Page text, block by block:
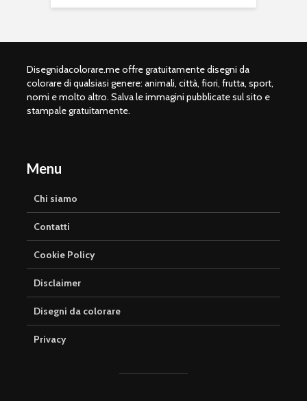
Disegnidacolorare.me offre gratuitamente disegni da
colorare di qualsiasi genere: animali, città, fiori, frutta, sport,
nomi e molto altro. Salva le immagini pubblicate sul sito e
stampale gratuitamente.
Menu
Chi siamo
Contatti
Cookie Policy
Disclaimer
Disegni da colorare
Privacy